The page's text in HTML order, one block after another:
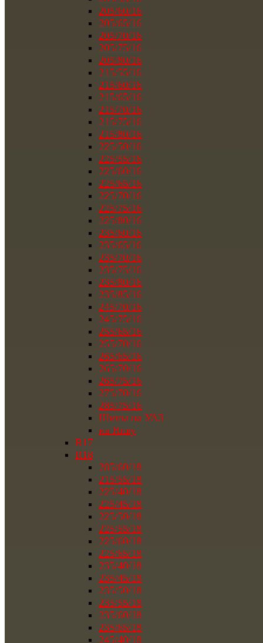
205/60/16
205/65/16
205/70/16
205/75/16
205/80/16
215/55/16
215/60/16
215/65/16
215/70/16
215/75/16
215/80/16
225/50/16
225/55/16
225/60/16
225/65/16
225/70/16
225/75/16
225/80/16
235/60/16
235/65/16
235/70/16
235/75/16
235/80/16
235/85/16
245/70/16
245/75/16
255/65/16
255/70/16
265/65/16
265/70/16
265/75/16
275/70/16
285/75/16
Шины на УАЗ
на Ниву
R17
R18
285/60/18
215/55/18
225/40/18
225/45/18
225/50/18
225/55/18
225/60/18
225/65/18
235/40/18
235/45/18
235/50/18
235/55/18
235/60/18
235/65/18
245/40/18